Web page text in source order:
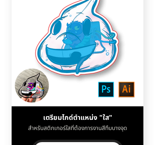
เตรียมไกด์ตำแหน่ง "ใส"
สำหรับสติกเกอร์ใสที่ต้องการงานสีทึบบางจุด